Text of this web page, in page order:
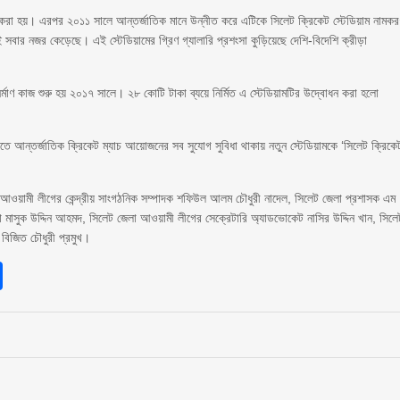
হয়। এরপর ২০১১ সালে আন্তর্জাতিক মানে উন্নীত করে এটিকে সিলেট ক্রিকেট স্টেডিয়াম
নজর কেড়েছে। এই স্টেডিয়ামের গ্রিণ গ্যালারি প্রশংসা কুড়িয়েছে দেশি-বিদেশি ক্রীড়া
কাজ শুরু হয় ২০১৭ সালে। ২৮ কোটি টাকা ব্যয়ে নির্মিত এ স্টেডিয়ামটির উদ্বোধন করা হলো
আন্তর্জাতিক ক্রিকেট ম্যাচ আয়োজনের সব সুযোগ সুবিধা থাকায় নতুন স্টেডিয়ামকে ‘সিলেট
আওয়ামী লীগের কেন্দ্রীয় সাংগঠনিক সম্পাদক শফিউল আলম চৌধুরী নাদেল, সিলেট জেলা প্রশাসক এম
উদ্দিন আহমদ, সিলেট জেলা আওয়ামী লীগের সেক্রেটারি অ্যাডভোকেট নাসির উদ্দিন খান,
চৌধুরী প্রমুখ।